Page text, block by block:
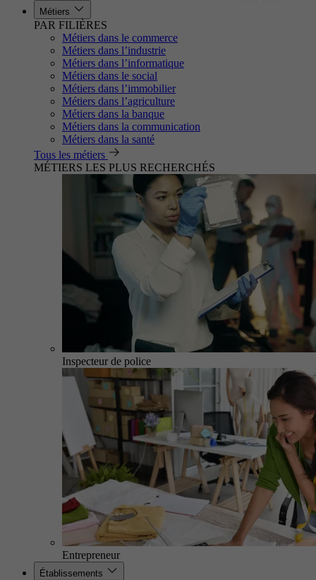
Métiers
PAR FILIÈRES
Métiers dans le commerce
Métiers dans l’industrie
Métiers dans l’informatique
Métiers dans le social
Métiers dans l’immobilier
Métiers dans l’agriculture
Métiers dans la banque
Métiers dans la communication
Métiers dans la santé
Tous les métiers
MÉTIERS LES PLUS RECHERCHÉS
Inspecteur de police
Entrepreneur
Établissements